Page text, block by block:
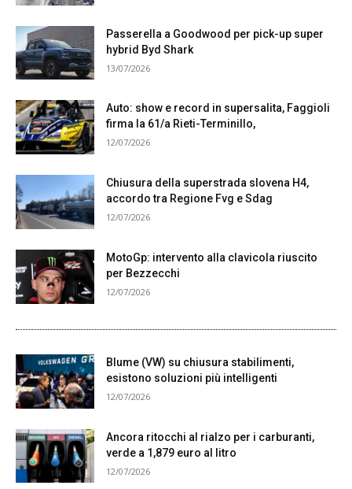
Passerella a Goodwood per pick-up super
hybrid Byd Shark
13/07/2026
Auto: show e record in supersalita, Faggioli
firma la 61/a Rieti-Terminillo,
12/07/2026
Chiusura della superstrada slovena H4,
accordo tra Regione Fvg e Sdag
12/07/2026
MotoGp: intervento alla clavicola riuscito
per Bezzecchi
12/07/2026
Blume (VW) su chiusura stabilimenti,
esistono soluzioni più intelligenti
12/07/2026
Ancora ritocchi al rialzo per i carburanti,
verde a 1,879 euro al litro
12/07/2026